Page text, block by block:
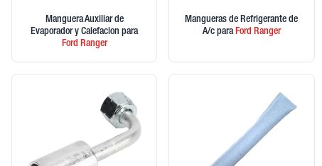
Manguera Auxiliar de
Evaporador y Calefacion para
Ford Ranger
Mangueras de Refrigerante de
A/c paraFord Ranger